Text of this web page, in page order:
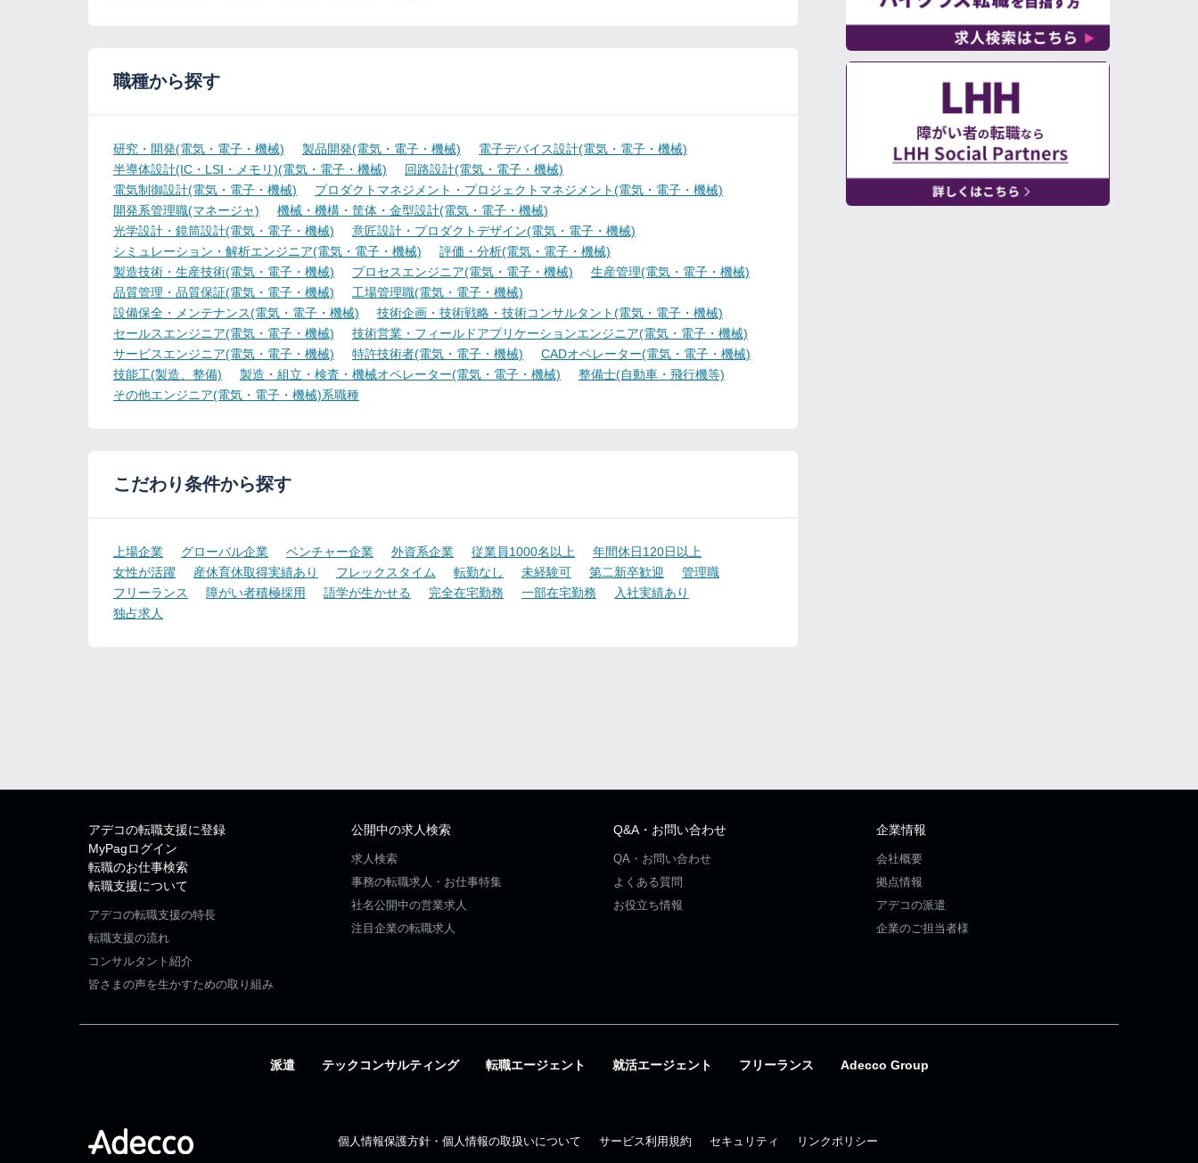
職種から探す
研究・開発(電気・電子・機械) 製品開発(電気・電子・機械)
電子デバイス設計(電気・電子・機械)
半導体設計(IC・LSI・メモリ)(電気・電子・機械)
回路設計(電気・電子・機械)
電気制御設計(電気・電子・機械)
プロダクトマネジメント・プロジェクトマネジメント(電気・電子・機械)
開発系管理職(マネージャ)
機械・機構・筐体・金型設計(電気・電子・機械)
光学設計・鏡筒設計(電気・電子・機械)
意匠設計・プロダクトデザイン(電気・電子・機械)
シミュレーション・解析エンジニア(電気・電子・機械)
評価・分析(電気・電子・機械)
製造技術・生産技術(電気・電子・機械)
プロセスエンジニア(電気・電子・機械)
生産管理(電気・電子・機械)
品質管理・品質保証(電気・電子・機械)
工場管理職(電気・電子・機械)
設備保全・メンテナンス(電気・電子・機械)
技術企画・技術戦略・技術コンサルタント(電気・電子・機械)
セールスエンジニア(電気・電子・機械)
技術営業・フィールドアプリケーションエンジニア(電気・電子・機械)
サービスエンジニア(電気・電子・機械)
特許技術者(電気・電子・機械)
CADオペレーター(電気・電子・機械)
技能工(製造、整備)
製造・組立・検査・機械オペレーター(電気・電子・機械)
整備士(自動車・飛行機等)
その他エンジニア(電気・電子・機械)系職種
こだわり条件から探す
上場企業 グローバル企業 ベンチャー企業 外資系企業 従業員1000名以上
年間休日120日以上
女性が活躍
産休育休取得実績あり フレックスタイム 転勤なし 未経験可 第二新卒歓迎
管理職
フリーランス
障がい者積極採用 語学が生かせる 完全在宅勤務 一部在宅勤務
入社実績あり
独占求人
アデコの転職支援に登録
MyPagログイン
転職のお仕事検索
転職支援について
アデコの転職支援の特長
転職支援の流れ
コンサルタント紹介
皆さまの声を生かすための取り組み
公開中の求人検索
求人検索
事務の転職求人・お仕事特集
社名公開中の営業求人
注目企業の転職求人
Q&A・お問い合わせ
QA・お問い合わせ
よくある質問
お役立ち情報
企業情報
会社概要
拠点情報
アデコの派遣
企業のご担当者様
派遣 テックコンサルティング 転職エージェント 就活エージェント フリーランス Adecco Group
個人情報保護方針・個人情報の取扱いについて サービス利用規約 セキュリティ リンクポリシー